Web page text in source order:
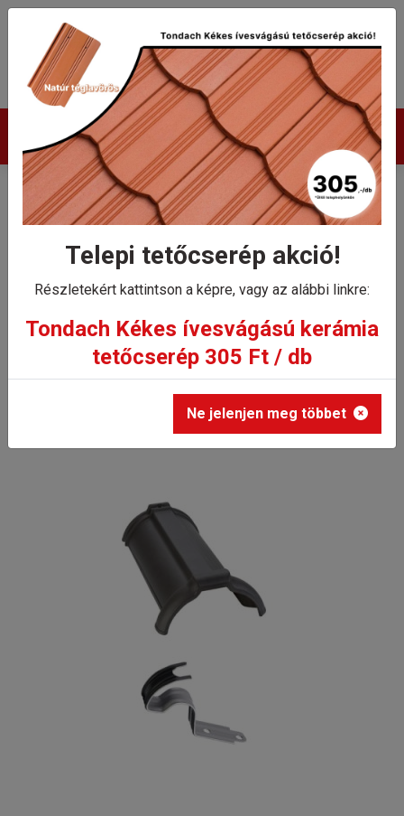
Termékek
Tondach Contiton 9 hornyolt
XXL gerinccserép
gerincrögzítővel
Kezdőlap
Tondach Contiton 9 hornyolt XXL gerinccserép
gerincrögzítővel
Telepi tetőcserép akció!
Részletekért kattintson a képre, vagy az alábbi linkre:
Tondach Kékes ívesvágású kerámia
tetőcserép 305 Ft / db
Ne jelenjen meg többet